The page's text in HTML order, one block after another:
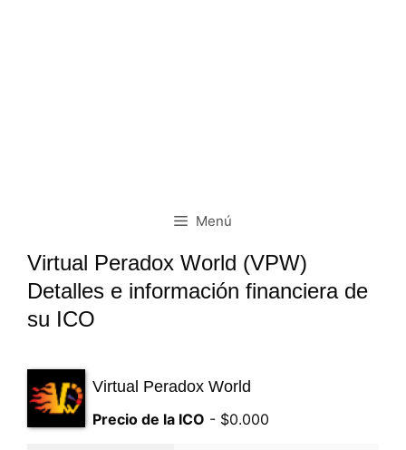
Menú
Virtual Peradox World (VPW)
Detalles e información financiera de
su ICO
Virtual Peradox World
Precio de la ICO - $0.000